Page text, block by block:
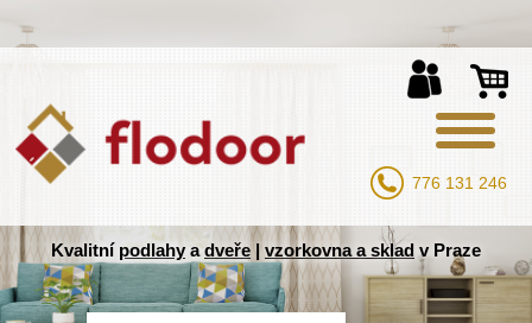
776 131 246
Kvalitní podlahyadveře| vzorkovna a sklad v Praze